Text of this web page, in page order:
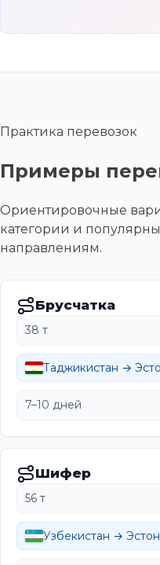
Практика перевозок
Примеры
Ориентировочные
категории и
направлениям.
Брусчатка
38 т
Таджикистан →
7–10 дней
Шифер
56 т
Узбекистан →